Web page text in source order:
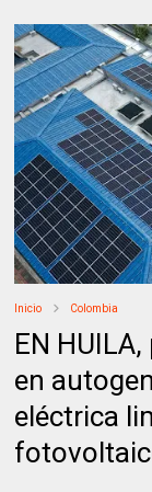
Inicio Colombia
EN
en
eléctrica